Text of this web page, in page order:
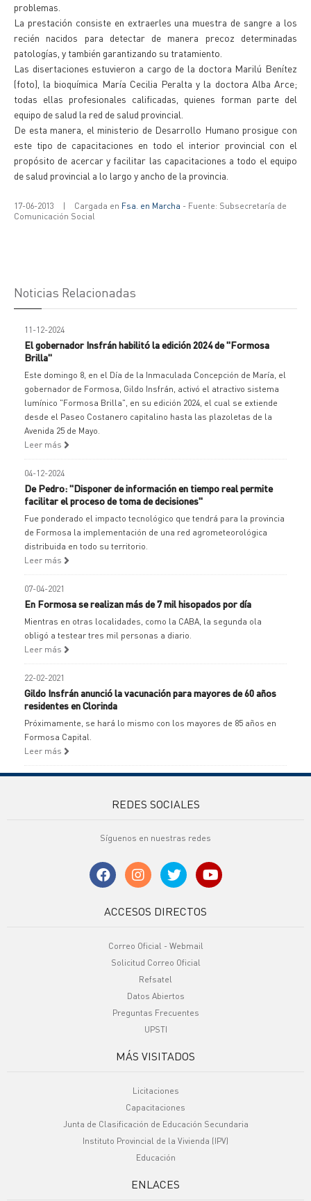
problemas.
La prestación consiste en extraerles una muestra de sangre a los
recién nacidos para detectar de manera precoz determinadas
patologías, y también garantizando su tratamiento.
Las disertaciones estuvieron a cargo de la doctora Marilú Benítez
(foto), la bioquímica María Cecilia Peralta y la doctora Alba Arce;
todas ellas profesionales calificadas, quienes forman parte del
equipo de salud la red de salud provincial.
De esta manera, el ministerio de Desarrollo Humano prosigue con
este tipo de capacitaciones en todo el interior provincial con el
propósito de acercar y facilitar las capacitaciones a todo el equipo
de salud provincial a lo largo y ancho de la provincia.
17-06-2013 | Cargada en Fsa. en Marcha - Fuente: Subsecretaría de
Comunicación Social
Noticias Relacionadas
11-12-2024
El gobernador Insfrán habilitó la edición 2024 de "Formosa
Brilla"
Este domingo 8, en el Día de la Inmaculada Concepción de María, el
gobernador de Formosa, Gildo Insfrán, activó el atractivo sistema
lumínico "Formosa Brilla", en su edición 2024, el cual se extiende
desde el Paseo Costanero capitalino hasta las plazoletas de la
Avenida 25 de Mayo.
Leer más
04-12-2024
De Pedro: "Disponer de información en tiempo real permite
facilitar el proceso de toma de decisiones"
Fue ponderado el impacto tecnológico que tendrá para la provincia
de Formosa la implementación de una red agrometeorológica
distribuida en todo su territorio.
Leer más
07-04-2021
En Formosa se realizan más de 7 mil hisopados por día
Mientras en otras localidades, como la CABA, la segunda ola
obligó a testear tres mil personas a diario.
Leer más
22-02-2021
Gildo Insfrán anunció la vacunación para mayores de 60 años
residentes en Clorinda
Próximamente, se hará lo mismo con los mayores de 85 años en
Formosa Capital.
Leer más
REDES SOCIALES
Síguenos en nuestras redes
ACCESOS DIRECTOS
Correo Oficial - Webmail
Solicitud Correo Oficial
Refsatel
Datos Abiertos
Preguntas Frecuentes
UPSTI
MÁS VISITADOS
Licitaciones
Capacitaciones
Junta de Clasificación de Educación Secundaria
Instituto Provincial de la Vivienda (IPV)
Educación
ENLACES